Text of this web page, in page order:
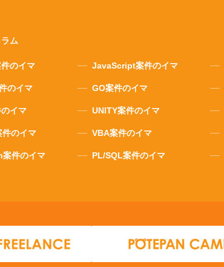
ム
のイマ
のイマ
イマ
のイマ
件のイマ
JavaScript案件のイマ
GO案件のイマ
UNITY案件のイマ
VBA案件のイマ
PL/SQL案件のイマ